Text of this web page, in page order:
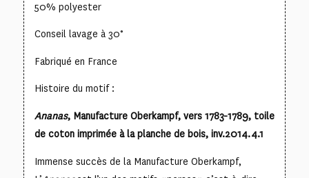
50% polyester
Conseil lavage à 30°
Fabriqué en France
Histoire du motif :
Ananas, Manufacture Oberkampf, vers 1783-1789, toile
de coton imprimée à la planche de bois, inv.2014.4.1
Immense succès de la Manufacture Oberkampf,